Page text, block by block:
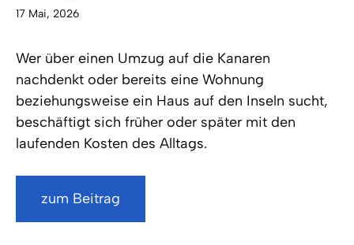
17 Mai, 2026
Wer über einen Umzug auf die Kanaren
nachdenkt oder bereits eine Wohnung
beziehungsweise ein Haus auf den Inseln sucht,
beschäftigt sich früher oder später mit den
laufenden Kosten des Alltags.
zum Beitrag